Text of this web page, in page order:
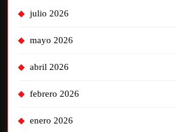
julio 2026
mayo 2026
abril 2026
febrero 2026
enero 2026